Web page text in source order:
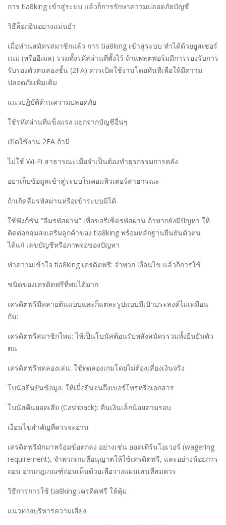
การ tia8king เข้าสู่ระบบ แล้วก็การรักษาความปลอดภัยบัญชี
วิธีล็อกอินอย่างแม่นยำ
เมื่อท่านสมัครสมาชิกแล้ว การ tia8king เข้าสู่ระบบ ทำได้ด้วยยูสเซอร์
เนม (หรืออีเมล) รวมทั้งรหัสผ่านที่ตั้งไว้ ถ้าแพลตฟอร์มมีการรองรับการ
รับรองตัวตนสองชั้น (2FA) ควรเปิดใช้งานโดยทันทีเพื่อให้มีความ
ปลอดภัยเพิ่มเติม
แนวปฏิบัติด้านความปลอดภัย
ใช้รหัสผ่านที่แข็งแรง แยกจากบัญชีอื่นๆ
เปิดใช้งาน 2FA ถ้ามี
ไม่ใช้ Wi-Fi สาธารณะเมื่อจำเป็นต้องทำธุรกรรมการคลัง
อย่าเก็บข้อมูลเข้าสู่ระบบในคอมพิวเตอร์สาธารณะ
ถ้าเกิดลืมรหัสผ่านหรือเข้าระบบมิได้
ใช้ฟังก์ชัน “ลืมรหัสผ่าน” เพื่อขอรีเซ็ตรหัสผ่าน ถ้าหากยังมีปัญหา ให้
ติดต่อกลุ่มส่งเสริมลูกค้าของ tia8king พร้อมหลักฐานยืนยันตัวตน
ได้แก่ เลขบัญชีหรือภาพจอของปัญหา
ทำความเข้าใจ tia8king เครดิตฟรี: จำพวก เงื่อนไข แล้วก็การใช้
ชนิดของเครดิตฟรีที่พบได้มาก
เครดิตฟรีมีหลายต้นแบบและก็แต่ละรูปแบบมีเป้าประสงค์ไม่เหมือน
กัน:
เครดิตฟรีสมาชิกใหม่: ให้เป็นโบนัสต้อนรับหลังสมัครรวมทั้งยืนยันตัว
ตน
เครดิตฟรีทดลองเล่น: ใช้ทดลองเกมโดยไม่ต้องเสี่ยงเงินจริง
โบนัสยืนยันข้อมูล: ให้เมื่อยืนจนถึงเบอร์โทรหรือเอกสาร
โบนัสคืนยอดเสีย (Cashback): คืนเงินเล็กน้อยตามรอบ
เงื่อนไขสำคัญที่ควรจะอ่าน
เครดิตฟรีมักมาพร้อมข้อตกลง อย่างเช่น ยอดเทิร์นโอเวอร์ (wagering
requirement), จำพวกเกมที่อนุญาตให้ใช้เครดิตฟรี, และอย่างน้อยการ
ถอน อ่านกฎเกณฑ์ก่อนเห็นด้วยเพื่อวางแผนเล่นที่สมควร
วิธีการการใช้ tia8king เครดิตฟรี ให้คุ้ม
แนวทางบริหารความเสี่ยง